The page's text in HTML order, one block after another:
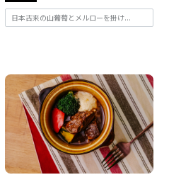
日本古来の山葡萄とメルローを掛け...